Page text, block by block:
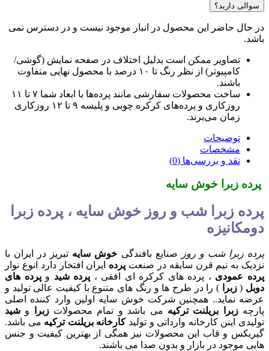
سوالی دارید؟
در حال حاضر این محصول در انبار موجود نیست و در دسترس نمی
باشد.
تصاویر ممکن است بدلیل اختلاف در صفحه نمایش (گوشی/
کامپیوتر) از نظر رنگ تا ۱۰ درصد با محصول نهایی متفاوت
باشند.
ساخت محصولات سفارشی مانند پرده‌ها با ابعاد شما ۷ تا ۱۱
روزکاری و پرده‌های کرکره چوبی و پلیسه ۹ تا ۱۲ روزکاری
زمان می‌برند.
توضیحات
مشخصات
نقد و بررسی‌ها (0)
پرده زبرا خوش سایه
پرده زبرا شب و روز خوش سایه ، پرده زبرا
دومکانیزه
پرده زبرا شب و روز صنایع بافندگی خوش سایه تبریز در ایران با
نزدیک به نیم قرن سابقه در صنعت پرده ایران افتخار دارد انوع نوار
پرده عمودی ، پرده های کرکره ای افقی ، پرده شید وپرده های
دوبل (زبرا
) را در طرح ها و رنگ های متنوع با کیفیت عالی تولید و
عرضه نماید.. همچنین شرکت خوش سایه اولین وارد کننده اصلی
پارچهزبرا بریلنت ترکیه می باشد و تمام محصولاتزبرا و شید
تولیدی اینن کارخانه وارداتی و تولیدکارخانه بریلنت ترکیه می باشد.
گیربکس و قاب این محصولات نیز همگی از بهترین کیفیت و جنس
هایی موجود در بازار و بدون صدا می باشند.